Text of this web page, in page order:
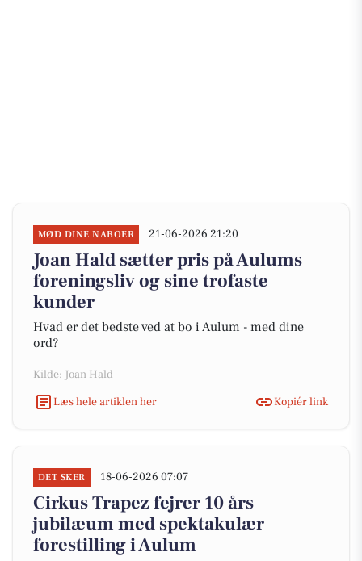
MØD DINE NABOER 21-06-2026 21:20
Joan Hald sætter pris på Aulums
foreningsliv og sine trofaste
kunder
Hvad er det bedste ved at bo i Aulum - med dine
ord?
Kilde: Joan Hald
Læs hele artiklen her
Kopiér link
DET SKER 18-06-2026 07:07
Cirkus Trapez fejrer 10 års
jubilæum med spektakulær
forestilling i Aulum